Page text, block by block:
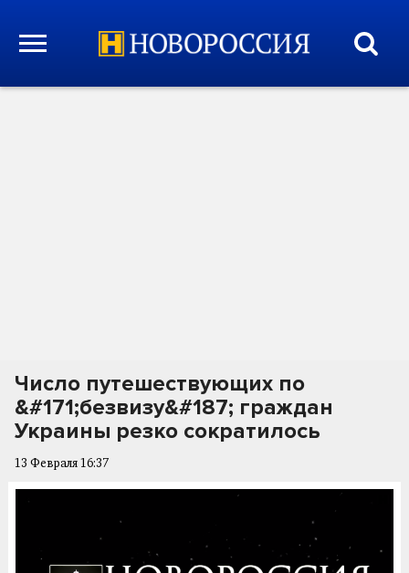
Число путешествующих по
&#171;безвизу&#187; граждан
Украины резко сократилось
13 Февраля 16:37